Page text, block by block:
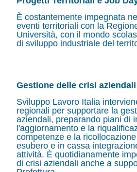
È costantemente impegnata
eventi territoriali con la
Università, con il mondo
di sviluppo industriale del
Gestione delle crisi aziendali
Sviluppo Lavoro Italia
regionali per supportare la
aziendali, preparando piani di
l'aggiornamento e la
competenze e la
esubero e in cassa
attività. È quotidianamente
di crisi aziendali anche a